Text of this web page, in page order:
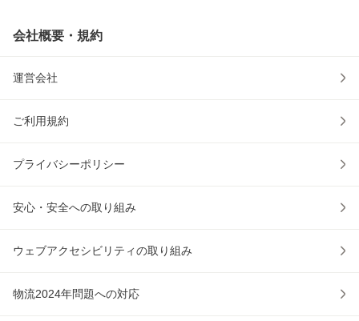
会社概要・規約
運営会社
ご利用規約
プライバシーポリシー
安心・安全への取り組み
ウェブアクセシビリティの取り組み
物流2024年問題への対応